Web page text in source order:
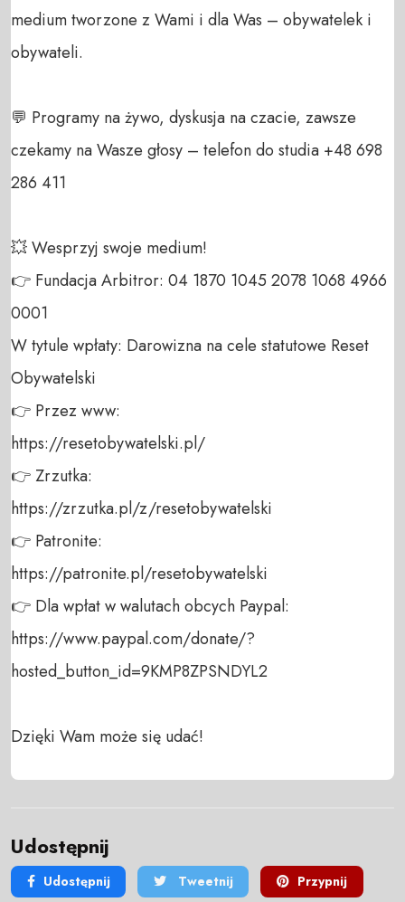
medium tworzone z Wami i dla Was – obywatelek i
obywateli.
💬 Programy na żywo, dyskusja na czacie, zawsze
czekamy na Wasze głosy – telefon do studia +48 698
286 411
💥 Wesprzyj swoje medium!
👉 Fundacja Arbitror: 04 1870 1045 2078 1068 4966
0001
W tytule wpłaty: Darowizna na cele statutowe Reset
Obywatelski
👉 Przez www:
https://resetobywatelski.pl/
👉 Zrzutka:
https://zrzutka.pl/z/resetobywatelski
👉 Patronite:
https://patronite.pl/resetobywatelski
👉 Dla wpłat w walutach obcych Paypal:
https://www.paypal.com/donate/?
hosted_button_id=9KMP8ZPSNDYL2
Dzięki Wam może się udać!
Udostępnij
Udostępnij Tweetnij Przypnij